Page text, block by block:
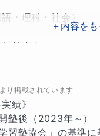
・理科・社会）
ります。
験世界史の対策で
りやすさ」を重視
のような発展途上
の専門研究と合格
く理解力”を育むこ
＋内容を
り掲載されています
績》
塾後（2023年～）
習塾協会」の基準